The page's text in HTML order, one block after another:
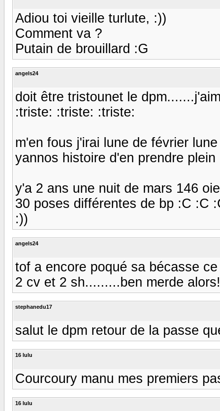
Adiou toi vieille turlute, :))
Comment va ?
Putain de brouillard :G
angels24
doit être tristounet le
:triste: :triste: :triste:
m'en fous j'irai lune de février
yannos histoire d'en prendre
y'a 2 ans une nuit de mars 146
30 poses différentes de bp :C :C
:))
angels24
tof a encore poqué sa bécasse
2 cv et 2 sh.........ben merde
stephanedu17
salut le dpm retour de la passe
16 lulu
Courcoury manu mes premiers
16 lulu